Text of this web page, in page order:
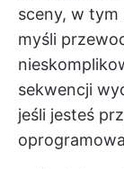
sceny, w
myśli
sekwencji
jeśli jesteś